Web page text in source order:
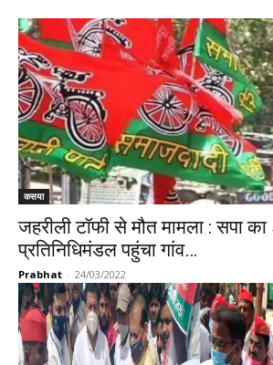
कसया
जहरीली टॉफी से मौत मामला : सपा
प्रतिनिधिमंडल पहुंचा गांव…
Prabhat - 24/03/2022